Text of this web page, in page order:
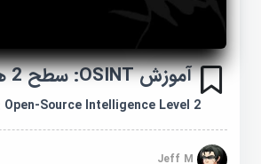
آموزش OSINT: سطح 2 هوش منبع باز
Open-Source Intelligence Level 2
Jeff M